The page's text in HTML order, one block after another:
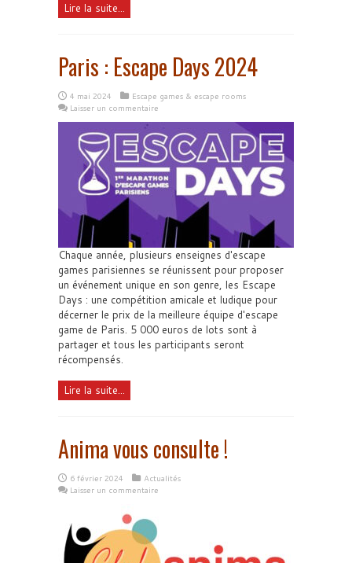
Lire la suite...
Paris : Escape Days 2024
4 mai 2024
Escape games & escape rooms
Laisser un commentaire
Chaque année, plusieurs enseignes d'escape
games parisiennes se réunissent pour proposer
un événement unique en son genre, les Escape
Days : une compétition amicale et ludique pour
décerner le prix de la meilleure équipe d'escape
game de Paris. 5 000 euros de lots sont à
partager et tous les participants seront
récompensés.
Lire la suite...
Anima vous consulte !
6 février 2024
Actualités
Laisser un commentaire